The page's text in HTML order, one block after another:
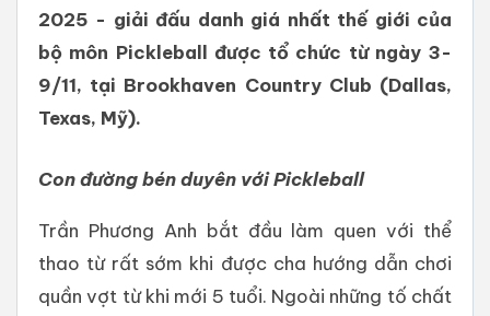
2025 - giải đấu danh giá nhất thế giới của
bộ môn Pickleball được tổ chức từ ngày 3-
9/11, tại Brookhaven Country Club (Dallas,
Texas, Mỹ).
Con đường bén duyên với Pickleball
Trần Phương Anh bắt đầu làm quen với thể
thao từ rất sớm khi được cha hướng dẫn chơi
quần vợt từ khi mới 5 tuổi. Ngoài những tố chất